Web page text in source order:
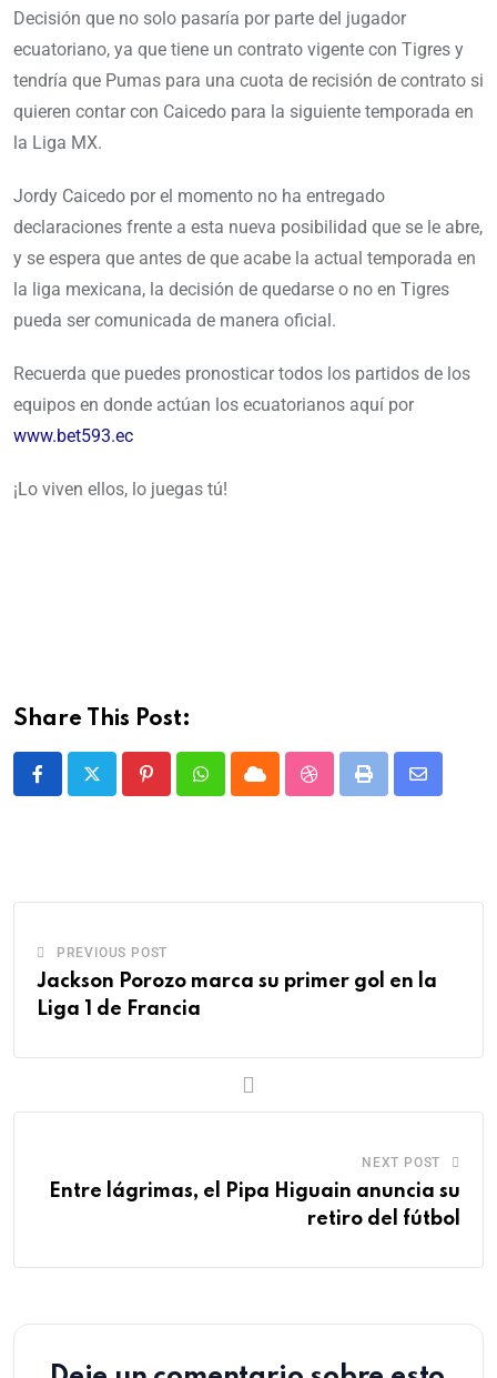
Decisión que no solo pasaría por parte del jugador
ecuatoriano, ya que tiene un contrato vigente con Tigres y
tendría que Pumas para una cuota de recisión de contrato si
quieren contar con Caicedo para la siguiente temporada en
la Liga MX.
Jordy Caicedo por el momento no ha entregado
declaraciones frente a esta nueva posibilidad que se le abre,
y se espera que antes de que acabe la actual temporada en
la liga mexicana, la decisión de quedarse o no en Tigres
pueda ser comunicada de manera oficial.
Recuerda que puedes pronosticar todos los partidos de los
equipos en donde actúan los ecuatorianos aquí por
www.bet593.ec
¡Lo viven ellos, lo juegas tú!
Share This Post:
PREVIOUS POST
Jackson Porozo marca su primer gol en la
Liga 1 de Francia
NEXT POST
Entre lágrimas, el Pipa Higuain anuncia su
retiro del fútbol